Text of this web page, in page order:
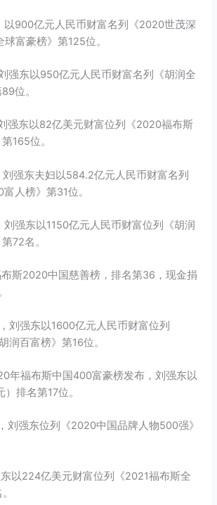
900亿元人民币财富名列《2020世茂深
富豪榜》第125位。
强东以950亿元人民币财富名列《胡润全
位。
强东以82亿美元财富位列《2020福布斯
165位。
强东夫妇以584.2亿元人民币财富名列
人榜》第31位。
强东以1150亿元人民币财富位列《胡润
72名。
斯2020中国慈善榜，排名第36，现金捐
刘强东以1600亿元人民币财富位列
润百富榜》第16位。
年福布斯中国400富豪榜发布，刘强东以
排名第17位。
刘强东位列《2020中国品牌人物500强》
以224亿美元财富位列《2021福布斯全